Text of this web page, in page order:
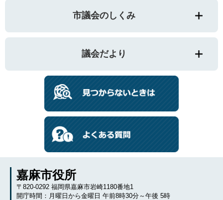
市議会のしくみ
議会だより
嘉麻市役所
〒820-0292 福岡県嘉麻市岩崎1180番地1
開庁時間：月曜日から金曜日 午前8時30分～午後 5時